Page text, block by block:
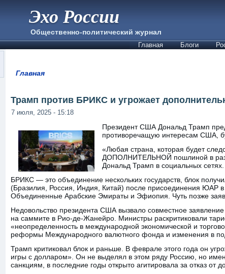
Эхо России
Общественно-политический журнал
Главная Блоги
Главная
Трамп против БРИКС и угрожает
7 июля, 2025 - 15:18
Президент США Дональд Трамп
противоречащую интересам США,
«Любая страна, которая будет
ДОПОЛНИТЕЛЬНОЙ пошлиной в
Дональд Трамп в социальных сетях.
БРИКС — это объединение нескольких государств, блок
(Бразилия, Россия, Индия, Китай) после присоединения ЮАР
Объединенные Арабские Эмираты и Эфиопия. Чуть позже
Недовольство президента США вызвало совместное
на саммите в Рио-де-Жанейро. Министры раскритиковали
«неопределенность в международной экономической и
реформы Международного валютного фонда и изменения в
Трамп критиковал блок и раньше. В феврале этого года он
игры с долларом». Он не выделял в этом ряду Россию, но
санкциям, в последние годы открыто агитировала за отказ от